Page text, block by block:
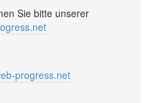
Sie bitte unserer
progress.net